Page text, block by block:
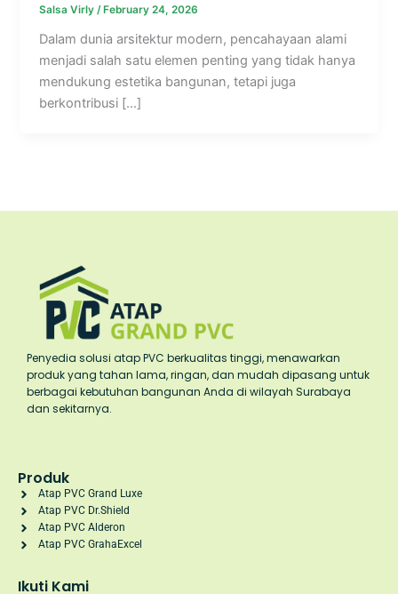
Salsa Virly/February 24, 2026
Dalam dunia arsitektur modern, pencahayaan alami
menjadi salah satu elemen penting yang tidak hanya
mendukung estetika bangunan, tetapi juga
berkontribusi […]
Penyedia solusi atap PVC berkualitas tinggi, menawarkan
produk yang tahan lama, ringan, dan mudah dipasang untuk
berbagai kebutuhan bangunan Anda di wilayah Surabaya
dan sekitarnya.
Produk
Atap PVC Grand Luxe
Atap PVC Dr.Shield
Atap PVC Alderon
Atap PVC GrahaExcel
Ikuti Kami